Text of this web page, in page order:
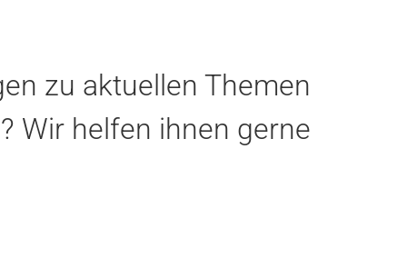
zu aktuellen Themen
? Wir helfen ihnen gerne